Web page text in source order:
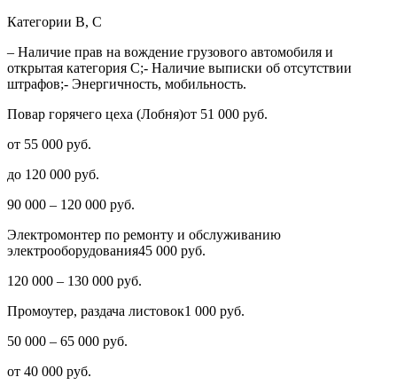
Категории B, C
– Наличие прав на вождение грузового автомобиля и
открытая категория С;- Наличие выписки об отсутствии
штрафов;- Энергичность, мобильность.
Повар горячего цеха (Лобня)от 51 000 руб.
от 55 000 руб.
до 120 000 руб.
90 000 – 120 000 руб.
Электромонтер по ремонту и обслуживанию
электрооборудования45 000 руб.
120 000 – 130 000 руб.
Промоутер, раздача листовок1 000 руб.
50 000 – 65 000 руб.
от 40 000 руб.